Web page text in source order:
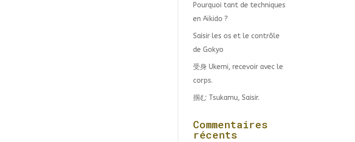
Pourquoi tant de techniques
en Aïkido ?
Saisir les os et le contrôle
de Gokyo
受身 Ukemi, recevoir avec le
corps.
掴む Tsukamu, Saisir.
Commentaires
récents